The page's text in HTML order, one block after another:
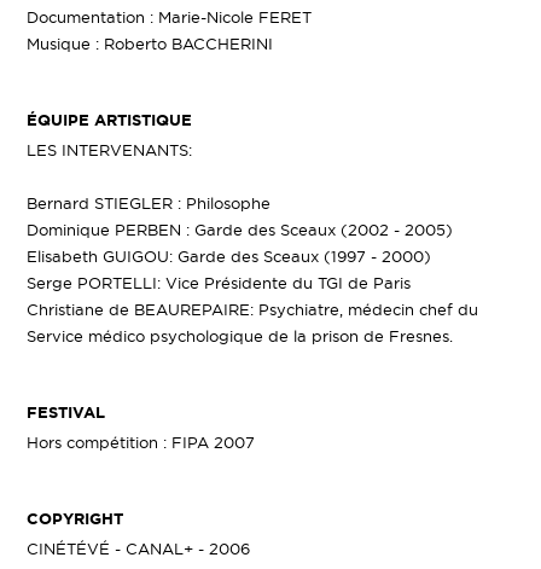
Documentation : Marie-Nicole FERET
Musique : Roberto BACCHERINI
ÉQUIPE ARTISTIQUE
LES INTERVENANTS:
Bernard STIEGLER : Philosophe
Dominique PERBEN : Garde des Sceaux (2002 - 2005)
Elisabeth GUIGOU: Garde des Sceaux (1997 - 2000)
Serge PORTELLI: Vice Présidente du TGI de Paris
Christiane de BEAUREPAIRE: Psychiatre, médecin chef du
Service médico psychologique de la prison de Fresnes.
FESTIVAL
Hors compétition : FIPA 2007
COPYRIGHT
CINÉTÉVÉ - CANAL+ - 2006